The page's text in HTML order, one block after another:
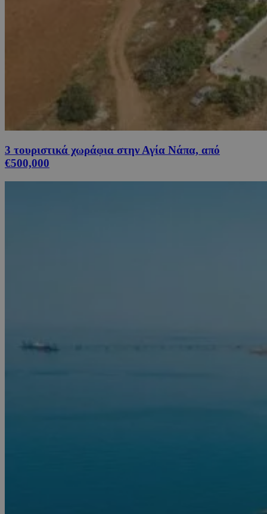
3 τουριστικά χωράφια στην Αγία Νάπα, από
€500,000